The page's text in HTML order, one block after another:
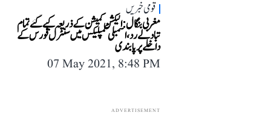
قومی خبریں
مغربی بنگال: الیکشن کمیشن کے ذریعہ کیے گئے تمام
تبادلے رد، اسمبلی کمپلیکس میں سنٹرل فورس کے
داخلے پر پابندی
07 May 2021, 8:48 PM
ADVERTISEMENT